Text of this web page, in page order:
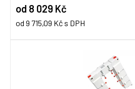
od 8 029 Kč
od 9 715,09 Kč s DPH